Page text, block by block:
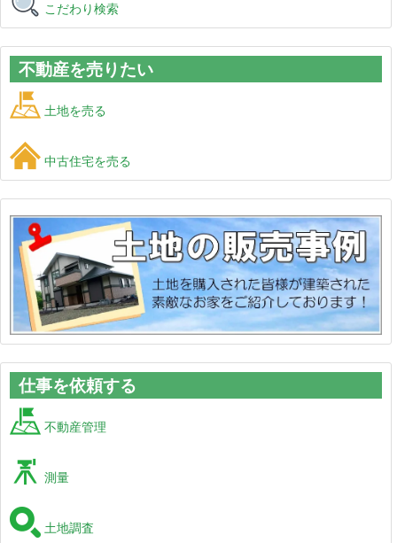
こだわり検索
不動産を売りたい
土地を売る
中古住宅を売る
仕事を依頼する
不動産管理
測量
土地調査